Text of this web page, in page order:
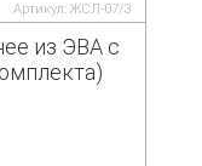
Артикул: ЖСЛ-07/3
из ЭВА с